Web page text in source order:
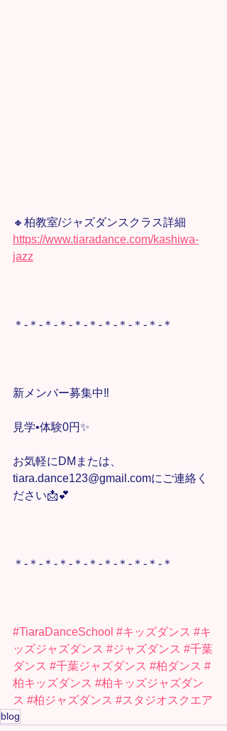
🔸柏教室/ジャズダンスクラス詳細
https://www.tiaradance.com/kashiwa-
jazz
＊-＊-＊-＊-＊-＊-＊-＊-＊-＊-＊
新メンバー募集中‼️
見学•体験0円✨
お気軽にDMまたは、
tiara.dance123@gmail.comにご連絡く
ださい📩💕
＊-＊-＊-＊-＊-＊-＊-＊-＊-＊-＊
#TiaraDanceSchool #キッズダンス #キ
ッズジャズダンス #ジャズダンス #千葉
ダンス #千葉ジャズダンス #柏ダンス #
柏キッズダンス #柏キッズジャズダン
ス #柏ジャズダンス #スタジオスクエア
blog